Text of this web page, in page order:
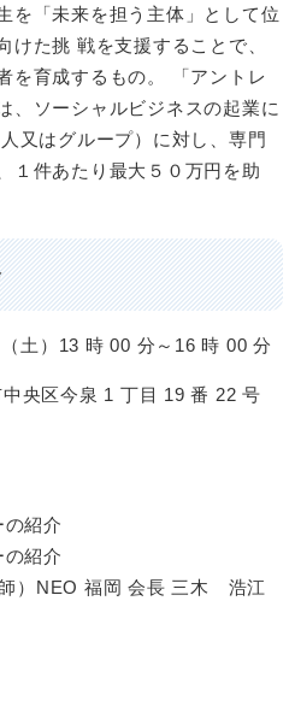
を「未来を担う主体」として位
けた挑 戦を支援することで、
を育成するもの。 「アントレ
、ソーシャルビジネスの起業に
又はグループ）に対し、専門
１件あたり最大５０万円を助
土）13 時 00 分～16 時 00 分
央区今泉 1 丁目 19 番 22 号
紹介
紹介
）NEO 福岡 会長 三木 浩江